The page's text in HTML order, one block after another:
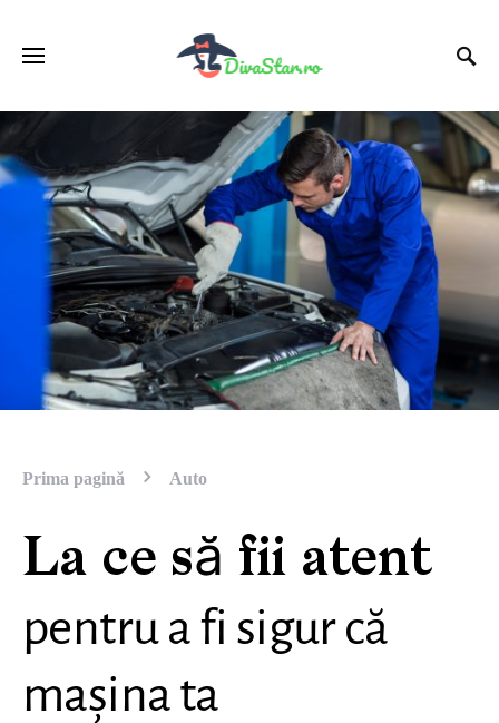
Prima pagină Auto
La ce să fii atent
pentru a fi sigur că
mașina ta